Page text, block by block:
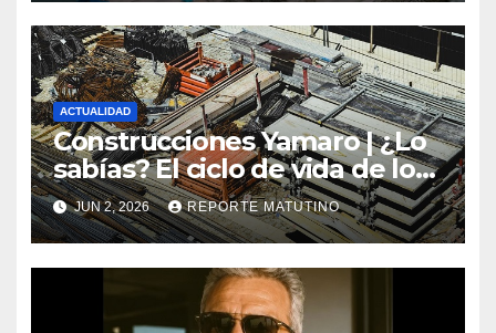
ACTUALIDAD
Construcciones Yamaro | ¿Lo
sabías? El ciclo de vida de los
materiales de construcción
revoluciona eficiencia en
proyectos modernos
JUN 2, 2026 REPORTE MATUTINO